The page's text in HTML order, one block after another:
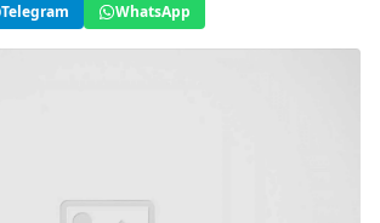
Telegram WhatsApp